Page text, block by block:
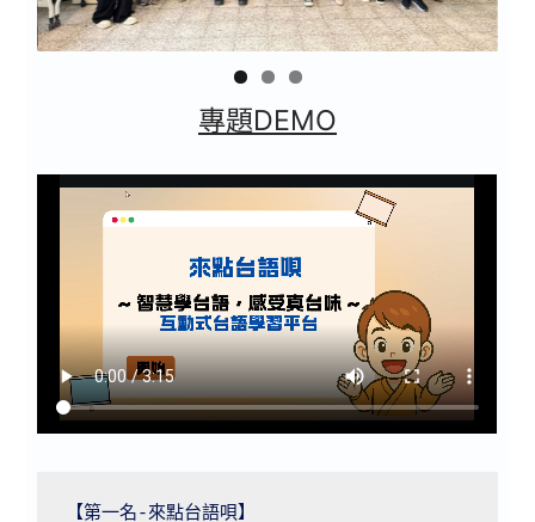
專題DEMO
【第一名-來點台語唄】